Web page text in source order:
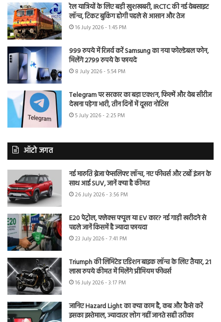
रेल यात्रियों के लिए बड़ी खुशखबरी, IRCTC की नई वेबसाइट
लॉन्च, टिकट बुकिंग होगी पहले से आसान और तेज
16 July 2026 - 1:45 PM
999 रुपये में रिजर्व करें Samsung का नया फोल्डेबल फोन,
मिलेंगे 2799 रुपये के फायदे
8 July 2026 - 5:54 PM
Telegram पर सरकार का बड़ा एक्शन, फिल्में और वेब सीरीज
देखना पड़ेगा भारी, तीन दिनों में दूसरा नोटिस
5 July 2026 - 2:25 PM
ऑटो जगत
नई मारुति ब्रेजा फेसलिफ्ट लॉन्च, नए फीचर्स और टर्बो इंजन के
साथ आई SUV, जानें क्या है कीमत
26 July 2026 - 3:56 PM
E20 पेट्रोल, फ्लेक्स फ्यूल या EV कार? नई गाड़ी खरीदने से
पहले जानें किसमें है ज्यादा फायदा
23 July 2026 - 7:41 PM
Triumph की लिमिटेड एडिशन बाइक लॉन्च के लिए तैयार, 21
लाख रुपये कीमत में मिलेंगे प्रीमियम फीचर्स
16 July 2026 - 3:17 PM
जानिए Hazard Light का क्या काम है, कब और कैसे करें
इसका इस्तेमाल, ज्यादातर लोग नहीं जानते सही तरीका